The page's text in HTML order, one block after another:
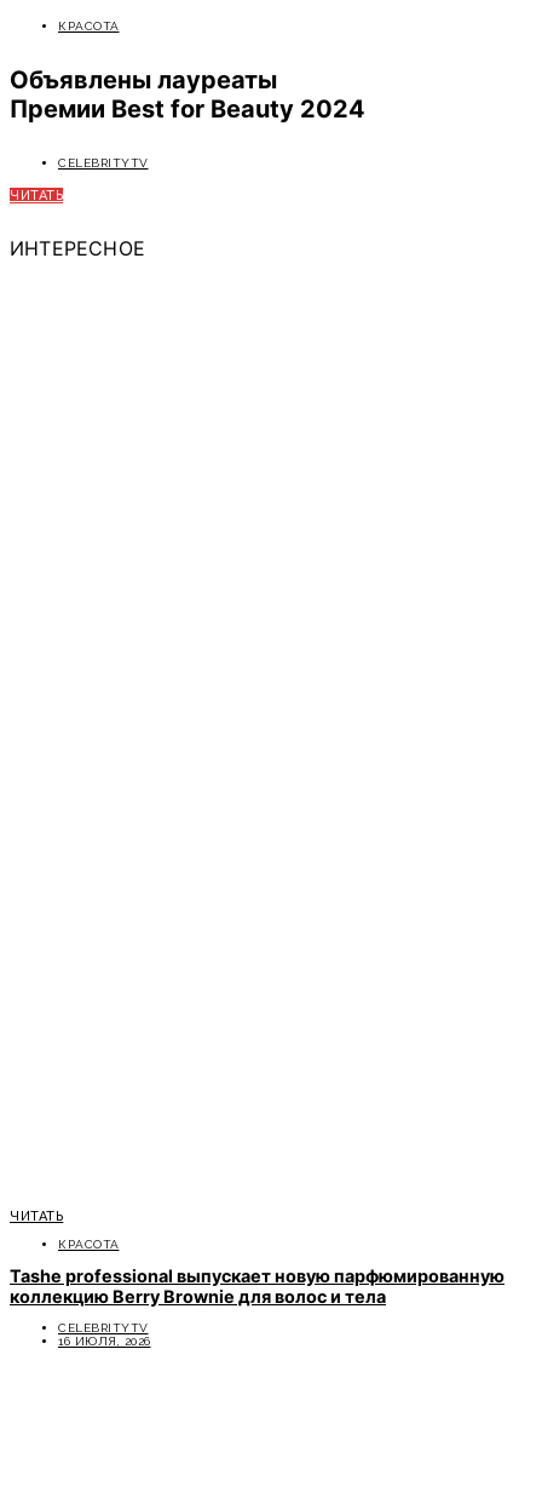
КРАСОТА
Объявлены лауреаты
Премии Best for Beauty 2024
CELEBRITYTV
ЧИТАТЬ
ИНТЕРЕСНОЕ
ЧИТАТЬ
КРАСОТА
Tashe professional выпускает новую парфюмированную
коллекцию Berry Brownie для волос и тела
CELEBRITYTV
16 ИЮЛЯ, 2026